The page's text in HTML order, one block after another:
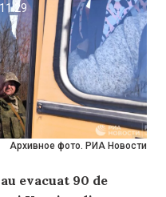
Архивное фото. РИА Новости
11:29
evacuat 90 de